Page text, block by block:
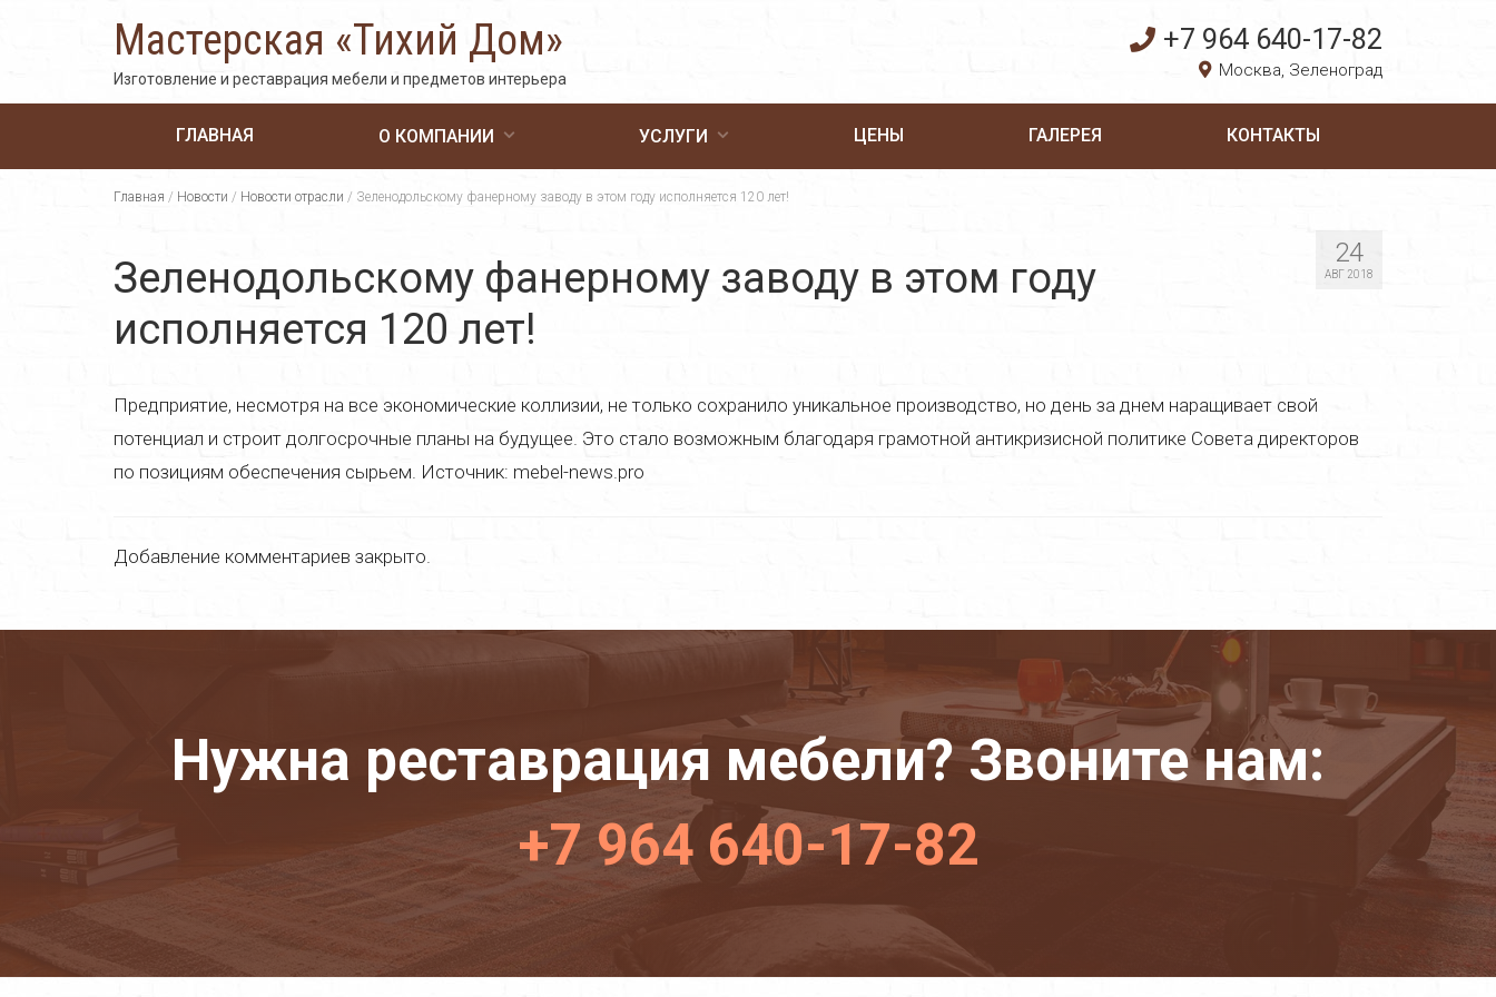
Мастерская «Тихий Дом»
Изготовление и реставрация мебели и предметов интерьера
+7 964 640-17-82
Москва, Зеленоград
ГЛАВНАЯ О КОМПАНИИ УСЛУГИ ЦЕНЫ ГАЛЕРЕЯ КОНТАКТЫ
Главная / Новости / Новости отрасли / Зеленодольскому фанерному заводу в этом году исполняется 120 лет!
24
АВГ 2018
Зеленодольскому фанерному заводу в этом году
исполняется 120 лет!
Предприятие, несмотря на все экономические коллизии, не только сохранило уникальное производство, но день за днем наращивает свой
потенциал и строит долгосрочные планы на будущее. Это стало возможным благодаря грамотной антикризисной политике Совета директоров
по позициям обеспечения сырьем. Источник: mebel-news.pro
Добавление комментариев закрыто.
Нужна реставрация мебели? Звоните нам:
+7 964 640-17-82